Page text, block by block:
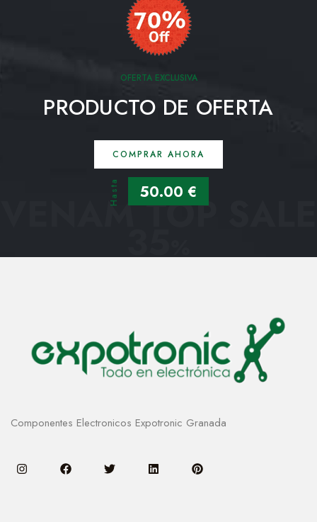
OFERTA EXCLUSIVA
PRODUCTO DE OFERTA
COMPRAR AHORA
Hasta 50.00 €
VENAM TOP SALE
35
Componentes Electronicos Expotronic Granada